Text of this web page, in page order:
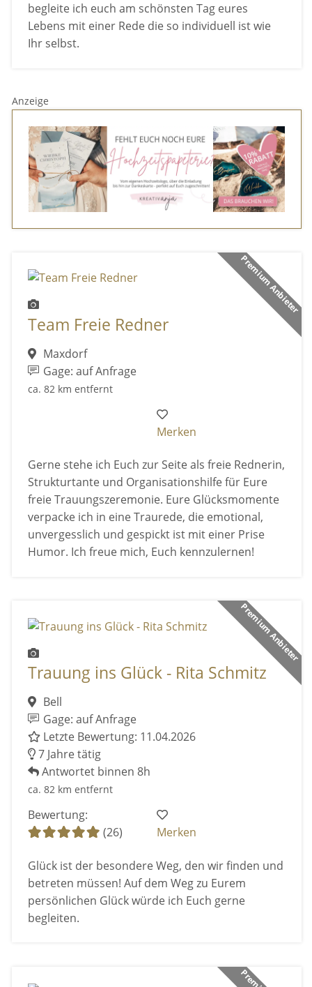
begleite ich euch am schönsten Tag eures
Lebens mit einer Rede die so individuell ist wie
Ihr selbst.
Anzeige
Premium Anbieter
Team Freie Redner
Maxdorf
Gage: auf Anfrage
ca. 82 km entfernt
Merken
Gerne stehe ich Euch zur Seite als freie Rednerin,
Strukturtante und Organisationshilfe für Eure
freie Trauungszeremonie. Eure Glücksmomente
verpacke ich in eine Traurede, die emotional,
unvergesslich und gespickt ist mit einer Prise
Humor. Ich freue mich, Euch kennzulernen!
Premium Anbieter
Trauung ins Glück - Rita Schmitz
Bell
Gage: auf Anfrage
Letzte Bewertung: 11.04.2026
7 Jahre tätig
Antwortet binnen 8h
ca. 82 km entfernt
Bewertung:
(26)
Merken
Glück ist der besondere Weg, den wir finden und
betreten müssen! Auf dem Weg zu Eurem
persönlichen Glück würde ich Euch gerne
begleiten.